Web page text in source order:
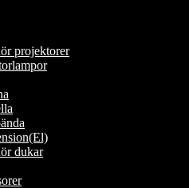
projektorer
dukar